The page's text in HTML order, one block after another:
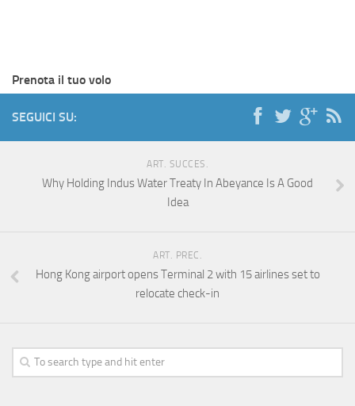
Prenota il tuo volo
SEGUICI SU:
ART. SUCCES.
Why Holding Indus Water Treaty In Abeyance Is A Good
Idea
ART. PREC.
Hong Kong airport opens Terminal 2 with 15 airlines set to
relocate check-in